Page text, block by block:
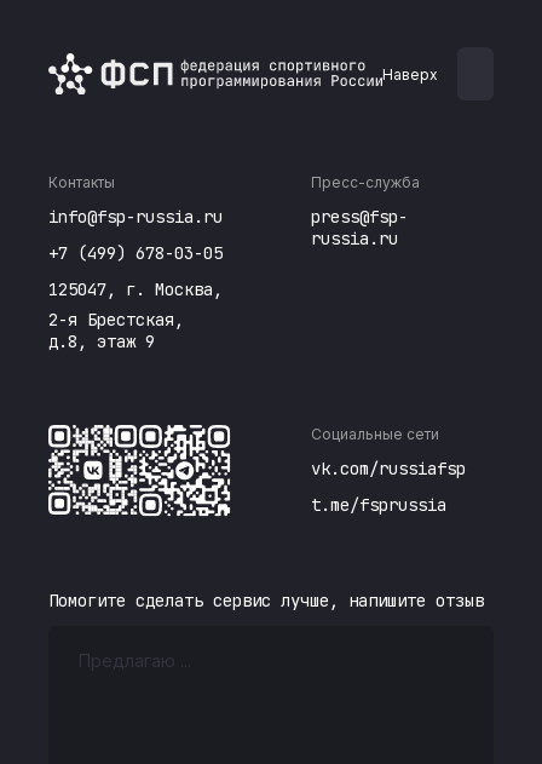
Наверх
Контакты
info@fsp-russia.ru
+7 (499) 678-03-05
125047, г. Москва,
2-я Брестская,
д.8, этаж 9
Пресс-служба
press@fsp-
russia.ru
Социальные сети
vk.com/russiafsp
t.me/fsprussia
Помогите сделать сервис лучше, напишите отзыв